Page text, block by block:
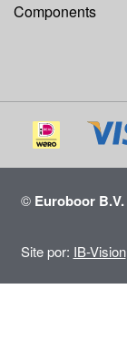
Components
© Euroboor B.V.
Site por: IB-Vision